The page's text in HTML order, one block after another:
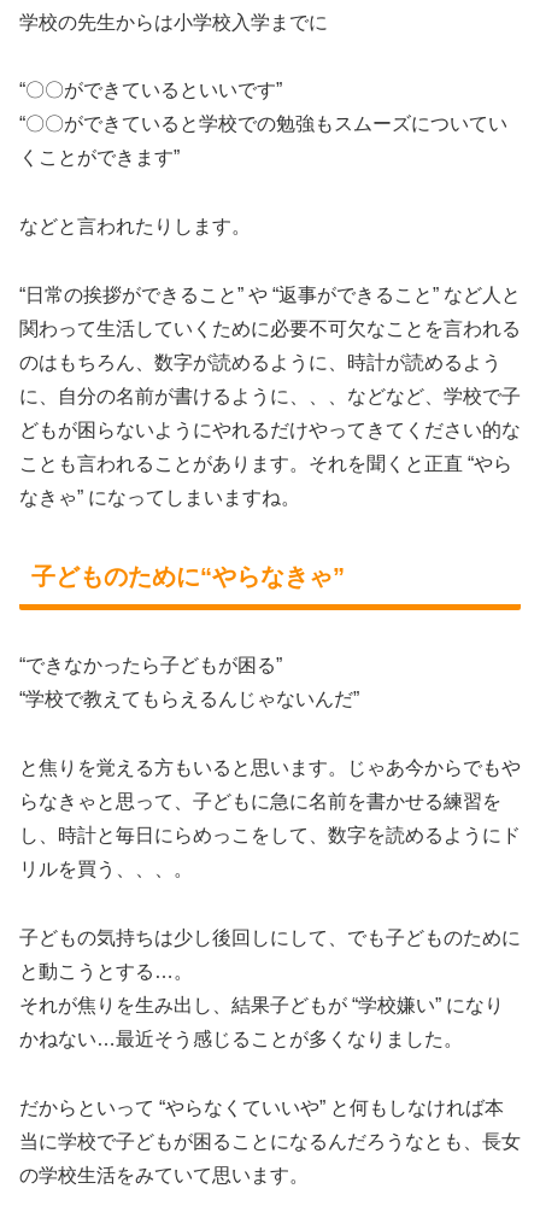
学校の先生からは小学校入学までに
“〇〇ができているといいです”
“〇〇ができていると学校での勉強もスムーズについてい
くことができます”
などと言われたりします。
“日常の挨拶ができること” や “返事ができること” など人と
関わって生活していくために必要不可欠なことを言われる
のはもちろん、数字が読めるように、時計が読めるよう
に、自分の名前が書けるように、、、などなど、学校で子
どもが困らないようにやれるだけやってきてください的な
ことも言われることがあります。それを聞くと正直 “やら
なきゃ” になってしまいますね。
子どものために“やらなきゃ”
“できなかったら子どもが困る”
“学校で教えてもらえるんじゃないんだ”
と焦りを覚える方もいると思います。じゃあ今からでもや
らなきゃと思って、子どもに急に名前を書かせる練習を
し、時計と毎日にらめっこをして、数字を読めるようにド
リルを買う、、、。
子どもの気持ちは少し後回しにして、でも子どものために
と動こうとする…。
それが焦りを生み出し、結果子どもが “学校嫌い” になり
かねない…最近そう感じることが多くなりました。
だからといって “やらなくていいや” と何もしなければ本
当に学校で子どもが困ることになるんだろうなとも、長女
の学校生活をみていて思います。